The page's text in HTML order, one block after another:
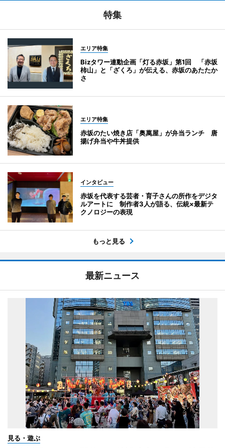
特集
エリア特集
Bizタワー連動企画「灯る赤坂」第1回 「赤坂
柿山」と「ざくろ」が伝える、赤坂のあたたか
さ
エリア特集
赤坂のたい焼き店「奥萬屋」が弁当ランチ 唐
揚げ弁当や牛丼提供
インタビュー
赤坂を代表する芸者・育子さんの所作をデジタ
ルアートに 制作者3人が語る、伝統×最新テ
クノロジーの表現
もっと見る
最新ニュース
見る・遊ぶ